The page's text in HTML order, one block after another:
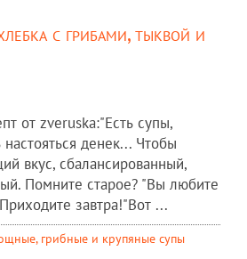
с грибами, тыквой и
от zveruska:"Есть супы,
денек... Чтобы
вкус, сбалансированный,
Помните старое? "Вы любите
завтра!"Вот ...
грибные и крупяные супы